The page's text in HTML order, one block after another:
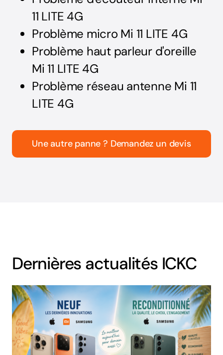
11 LITE 4G
Problème micro Mi 11 LITE 4G
Problème haut parleur d'oreille
Mi 11 LITE 4G
Problème réseau antenne Mi 11
LITE 4G
Une autre panne ? Demandez un devis
Dernières actualités ICKC